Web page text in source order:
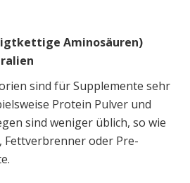
ge Aminosäuren)
sind für Supplemente sehr
Protein Pulver und
sind weniger üblich, so wie
oder Pre-